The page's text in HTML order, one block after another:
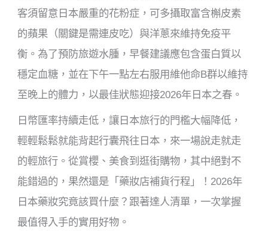
客須留意日本嚴重的花粉症，可多攝取富含槲皮素
的蘋果（關鍵是需連皮吃）與洋蔥來維持免疫平
衡。為了預防旅遊水腫，早餐建議應包含蛋白質以
穩定血糖，並在下午一點左右服用維他命B群以維持
至晚上的體力，以最佳狀態迎接2026年日本之春。
日幣匯率持續走低，讓日本旅行的門檻大幅降低，
輕輕鬆鬆就能背起行囊飛往日本，來一場說走就走
的輕旅行。從賞櫻、美食到逛街購物，其中絕對不
能錯過的，果然還是「藥妝店補貨行程」！2026年
日本藥妝究竟該買什麼？跟著達人清單，一次掌握
最值得入手的實用好物。